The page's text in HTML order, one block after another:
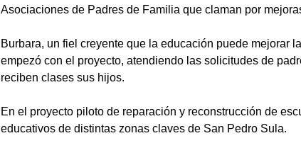
Asociaciones de Padres de Familia que claman por
Burbara, un fiel creyente que la educación puede mejorar
empezó con el proyecto, atendiendo las solicitudes de
reciben clases sus hijos.
En el proyecto piloto de reparación y reconstrucción de
educativos de distintas zonas claves de San Pedro Sula.